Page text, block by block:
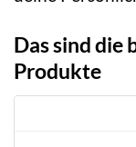
Das sind die
Produkte